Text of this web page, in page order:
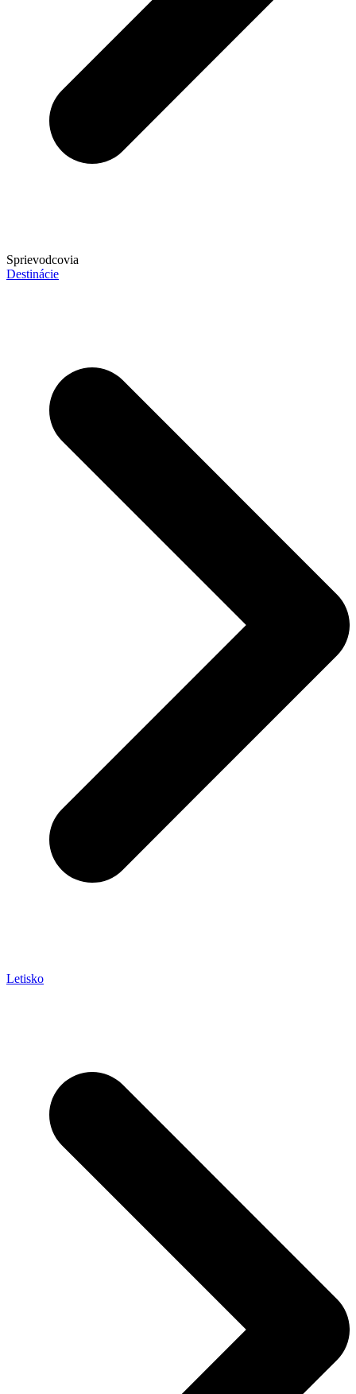
Sprievodcovia
Destinácie
Letisko